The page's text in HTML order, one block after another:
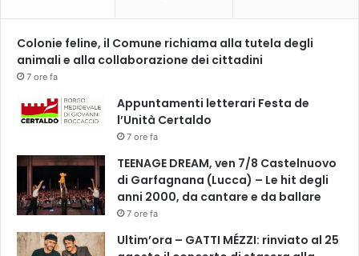
s
c
h
Colonie feline, il Comune richiama alla tutela degli
animali e alla collaborazione dei cittadini
7 ore fa
Appuntamenti letterari Festa de
l’Unità Certaldo
7 ore fa
TEENAGE DREAM, ven 7/8 Castelnuovo
di Garfagnana (Lucca) – Le hit degli
anni 2000, da cantare e da ballare
7 ore fa
Ultim’ora – GATTI MÉZZI: rinviato al 25